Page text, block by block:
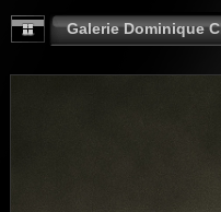
Galerie Dominique